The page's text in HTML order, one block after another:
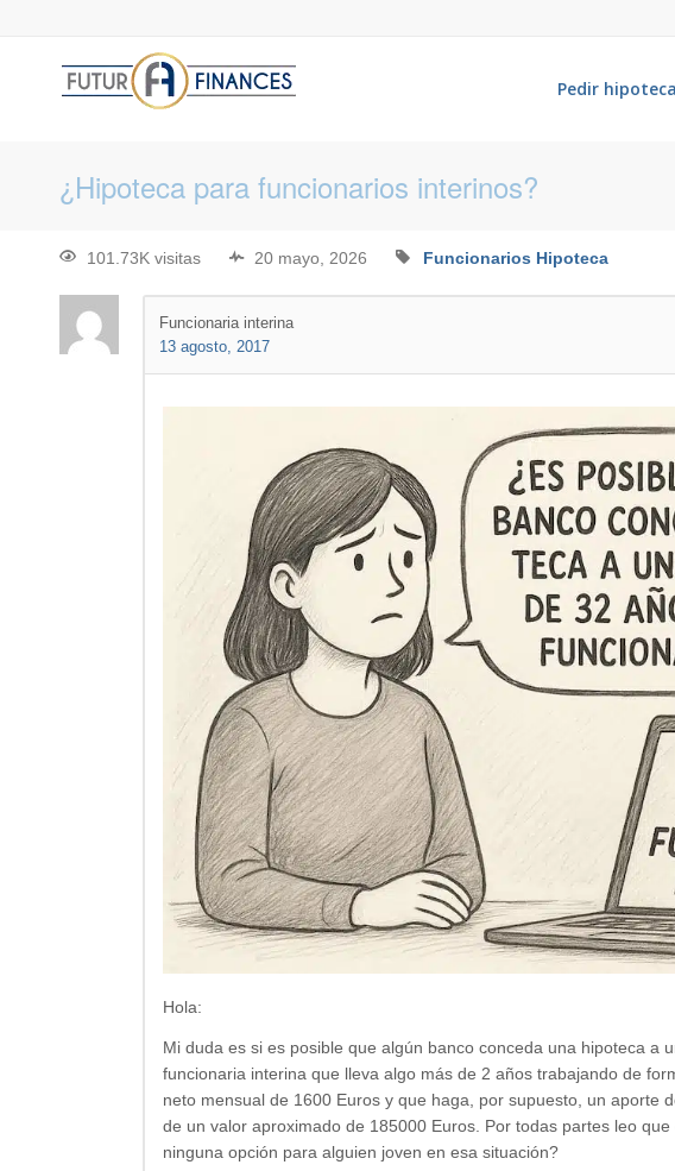
Pedir hipoteca
¿Hipoteca para funcionarios interinos?
101.73K visitas 20 mayo, 2026 Funcionarios Hipoteca
Funcionaria interina
13 agosto, 2017
Hola:
Mi duda es si es posible que algún banco conceda una hipoteca a
funcionaria interina que lleva algo más de 2 años trabajando de
neto mensual de 1600 Euros y que haga, por supuesto, un aporte
de un valor aproximado de 185000 Euros. Por todas partes leo
ninguna opción para alguien joven en esa situación?